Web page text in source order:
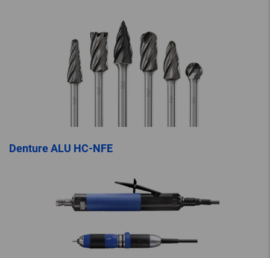
Denture ALU HC-NFE